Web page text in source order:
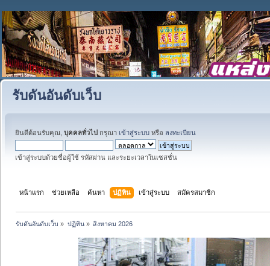
รับดันอันดับเว็บ
ยินดีต้อนรับคุณ, บุคคลทั่วไป กรุณา เข้าสู่ระบบ หรือ ลงทะเบียน
เข้าสู่ระบบด้วยชื่อผู้ใช้ รหัสผ่าน และระยะเวลาในเซสชั่น
หน้าแรก ช่วยเหลือ ค้นหา ปฏิทิน เข้าสู่ระบบ สมัครสมาชิก
รับดันอันดับเว็บ » ปฏิทิน» สิงหาคม 2026